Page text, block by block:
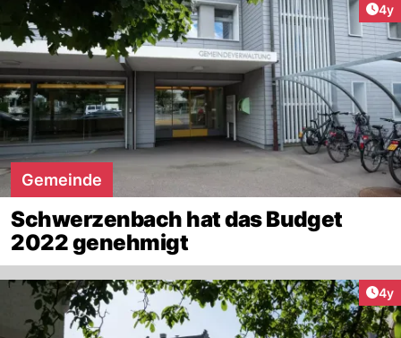
4y
Gemeinde
Schwerzenbach hat das Budget
2022 genehmigt
4y